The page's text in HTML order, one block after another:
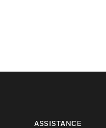
ASSISTANCE